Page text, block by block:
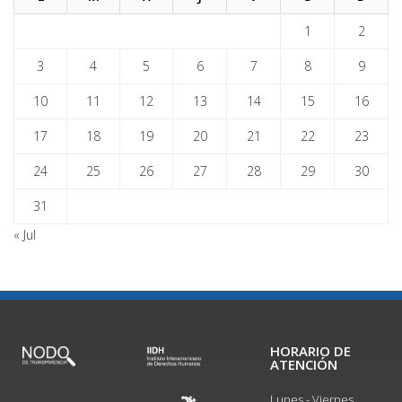
1 2
3 4 5 6 7 8 9
10 11 12 13 14 15 16
17 18 19 20 21 22 23
24 25 26 27 28 29 30
31
« Jul
HORARIO DE
ATENCIÓN